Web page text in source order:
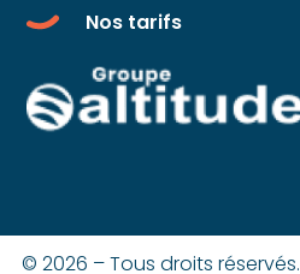
Nos tarifs
© 2026 – Tous droits réservés.